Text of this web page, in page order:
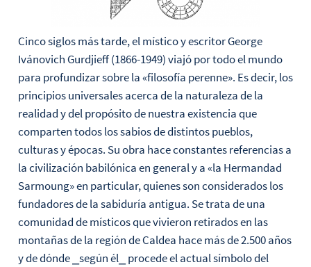
Cinco siglos más tarde, el místico y escritor George
Ivánovich Gurdjieff (1866-1949) viajó por todo el mundo
para profundizar sobre la «filosofía perenne». Es decir, los
principios universales acerca de la naturaleza de la
realidad y del propósito de nuestra existencia que
comparten todos los sabios de distintos pueblos,
culturas y épocas. Su obra hace constantes referencias a
la civilización babilónica en general y a «la Hermandad
Sarmoung» en particular, quienes son considerados los
fundadores de la sabiduría antigua. Se trata de una
comunidad de místicos que vivieron retirados en las
montañas de la región de Caldea hace más de 2.500 años
y de dónde ⎯según él⎯ procede el actual símbolo del